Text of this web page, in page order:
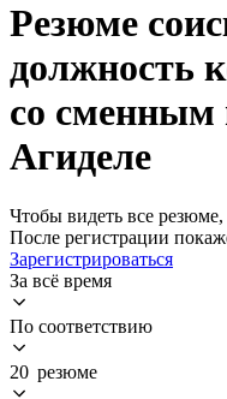
Резюме
должность
со сменным
Агиделе
Чтобы видеть все резюме,
После регистрации
Зарегистрироваться
За всё время
По соответствию
20 резюме